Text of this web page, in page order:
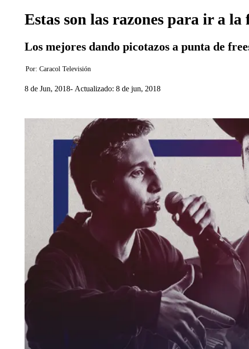
Estas son las razones para ir a
Los mejores dando picotazos a punta de
Por: Caracol Televisión
8 de Jun, 2018 Actualizado: 8 de jun, 2018